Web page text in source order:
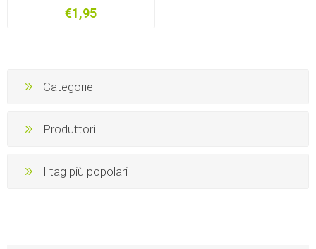
€1,95
Categorie
Produttori
I tag più popolari